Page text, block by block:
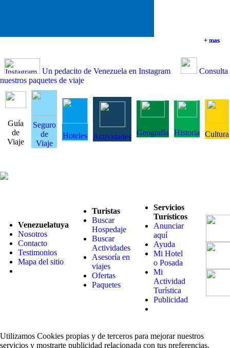
+ mas
+ mas
+ mas
+ mas
Un pedacito de Venezuela en Instagram
Consulta
nuestros paquetes de viaje
Guía
de
Viaje
Seguro
de
Viaje
Hoteles Actividades Geografía Historia Cultura
Venezuelatuya
Nosotros
Contacto
Testimonios
Mapa del sitio
Turistas
Buscar
Hospedaje
Buscar
Actividades
Asesoría en
viajes
Ofertas
Paquetes
Servicios
Turísticos
Anunciar
aquí
Ayuda
Mi Hotel
o Posada
Mi
Actividad
Turística
Publicidad
Utilizamos Cookies propias y de terceros para mejorar nuestros
servicios y mostrarte publicidad relacionada con tus preferencias.